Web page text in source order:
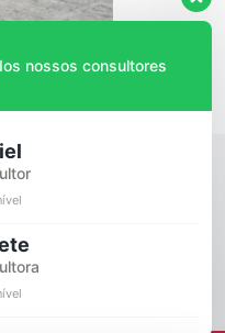
nossos consultores